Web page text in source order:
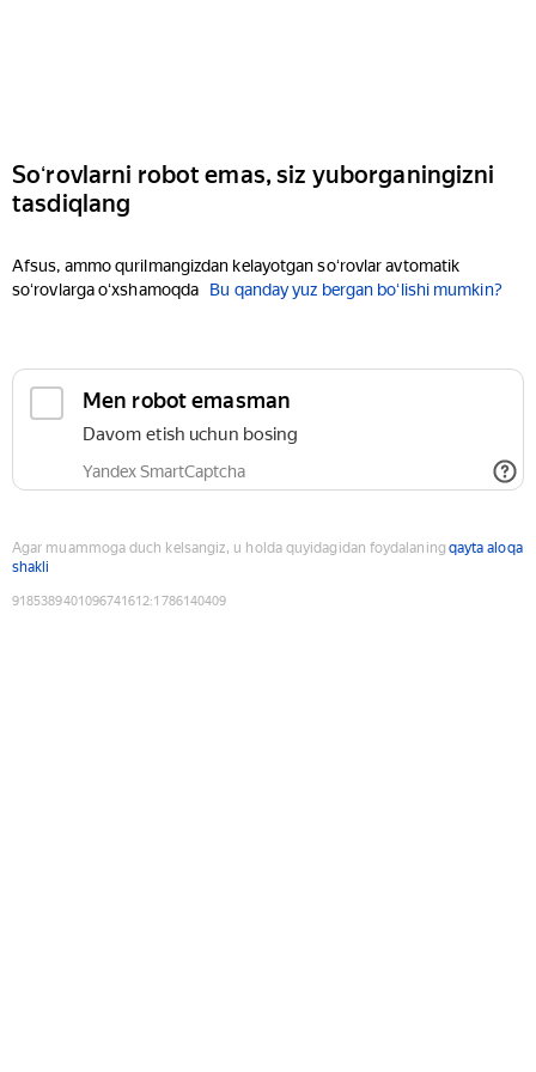
Soʻrovlarni robot emas, siz yuborganingizni
tasdiqlang
Afsus, ammo qurilmangizdan kelayotgan soʻrovlar avtomatik
soʻrovlarga oʻxshamoqda
Bu qanday yuz bergan boʻlishi mumkin?
Men robot emasman
Davom etish uchun bosing
Yandex SmartCaptcha
Agar muammoga duch kelsangiz, u holda quyidagidan foydalaning qayta aloqa
shakli
9185389401096741612:1786140409